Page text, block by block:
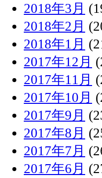
2018年3月
2018年2月
2018年1月
2017年12月
2017年11月
2017年10月
2017年9月
2017年8月
2017年7月
2017年6月